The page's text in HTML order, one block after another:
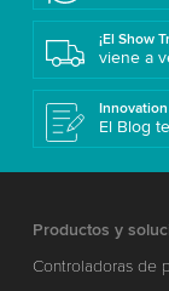
¡El Show
viene a
Innovation
El Blog
Productos y
Controladoras de